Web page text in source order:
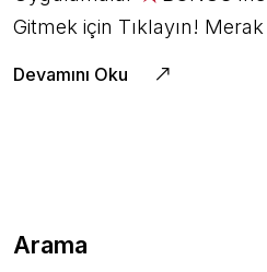
Gitmek için Tıklayın!
Devamını Oku
Arama